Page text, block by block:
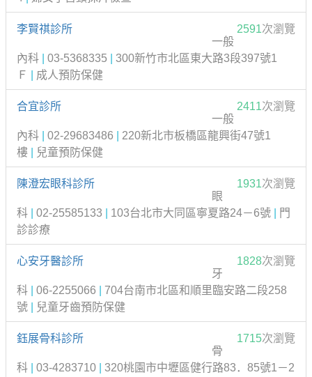
李賢祺診所 2591次瀏覽
一般
內科
03-5368335
300新竹市北區東大路3段397號1
Ｆ
成人預防保健
合宜診所 2411次瀏覽
一般
內科
02-29683486
220新北市板橋區龍興街47號1
樓
兒童預防保健
陳澄宏眼科診所 1931次瀏覽
眼
科
02-25585133 103台北市大同區寧夏路24－6號
門
診診療
心安牙醫診所 1828次瀏覽
牙
科
06-2255066
704台南市北區和順里臨安路二段258
號
兒童牙齒預防保健
鈺展骨科診所 1715次瀏覽
骨
科
03-4283710
320桃園市中壢區健行路83．85號1－2